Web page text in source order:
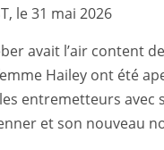
le 31 mai 2026
avait l’air content
Hailey ont été
entremetteurs avec
et son nouveau